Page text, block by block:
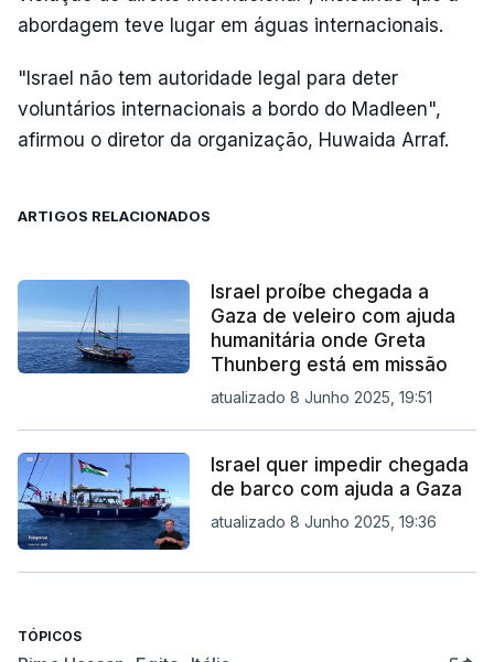
abordagem teve lugar em águas internacionais.
"Israel não tem autoridade legal para deter
voluntários internacionais a bordo do Madleen",
afirmou o diretor da organização, Huwaida Arraf.
ARTIGOS RELACIONADOS
Israel proíbe chegada a
Gaza de veleiro com ajuda
humanitária onde Greta
Thunberg está em missão
atualizado 8 Junho 2025, 19:51
Israel quer impedir chegada
de barco com ajuda a Gaza
atualizado 8 Junho 2025, 19:36
TÓPICOS